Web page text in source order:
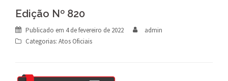
Edição Nº 820
Publicado em 4 de fevereiro de 2022
admin
Categorias: Atos Oficiais